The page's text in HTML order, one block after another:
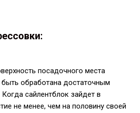
посадочного места
обработана достаточным
сайлентблок зайдет в
не менее, чем на половину своей